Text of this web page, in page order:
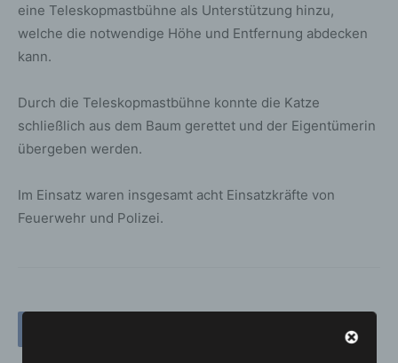
eine Teleskopmastbühne als Unterstützung hinzu,
welche die notwendige Höhe und Entfernung abdecken
kann.
Durch die Teleskopmastbühne konnte die Katze
schließlich aus dem Baum gerettet und der Eigentümerin
übergeben werden.
Im Einsatz waren insgesamt acht Einsatzkräfte von
Feuerwehr und Polizei.